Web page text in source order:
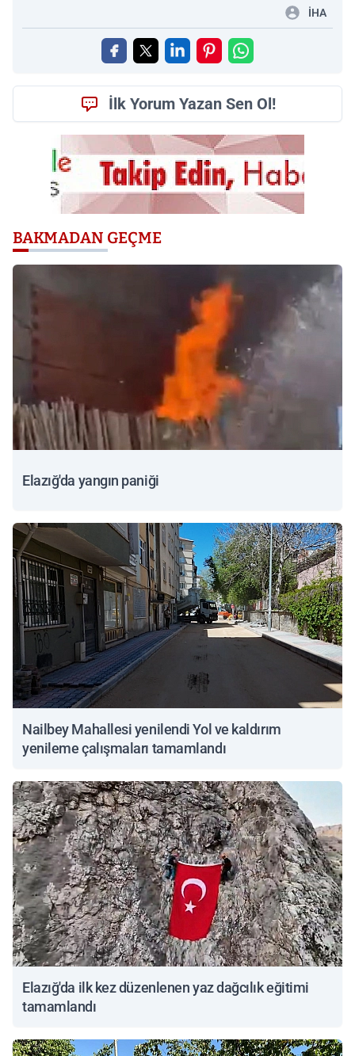
İHA
İlk Yorum Yazan Sen Ol!
BAKMADAN GEÇME
Elazığ'da yangın paniği
Nailbey Mahallesi yenilendi Yol ve kaldırım
yenileme çalışmaları tamamlandı
Elazığ'da ilk kez düzenlenen yaz dağcılık eğitimi
tamamlandı